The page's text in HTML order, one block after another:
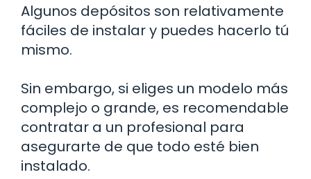
Algunos depósitos son relativamente
fáciles de instalar y puedes hacerlo tú
mismo.
Sin embargo, si eliges un modelo más
complejo o grande, es recomendable
contratar a un profesional para
asegurarte de que todo esté bien
instalado.